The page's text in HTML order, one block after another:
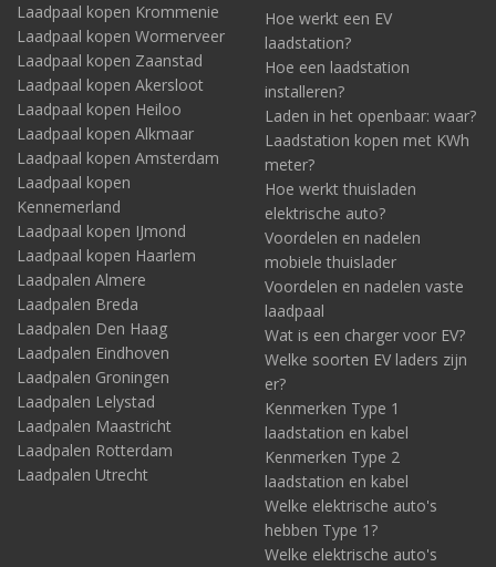
Laadpaal kopen Krommenie
Laadpaal kopen Wormerveer
Laadpaal kopen Zaanstad
Laadpaal kopen Akersloot
Laadpaal kopen Heiloo
Laadpaal kopen Alkmaar
Laadpaal kopen Amsterdam
Laadpaal kopen
Kennemerland
Laadpaal kopen IJmond
Laadpaal kopen Haarlem
Laadpalen Almere
Laadpalen Breda
Laadpalen Den Haag
Laadpalen Eindhoven
Laadpalen Groningen
Laadpalen Lelystad
Laadpalen Maastricht
Laadpalen Rotterdam
Laadpalen Utrecht
Hoe werkt een EV
laadstation?
Hoe een laadstation
installeren?
Laden in het openbaar: waar?
Laadstation kopen met KWh
meter?
Hoe werkt thuisladen
elektrische auto?
Voordelen en nadelen
mobiele thuislader
Voordelen en nadelen vaste
laadpaal
Wat is een charger voor EV?
Welke soorten EV laders zijn
er?
Kenmerken Type 1
laadstation en kabel
Kenmerken Type 2
laadstation en kabel
Welke elektrische auto's
hebben Type 1?
Welke elektrische auto's